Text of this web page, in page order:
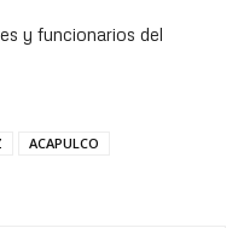
y funcionarios del
ACAPULCO